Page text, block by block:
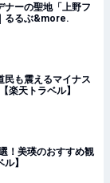
ナーの聖地「上野フ
るるぶ&more.
民も震えるマイナス
楽天トラベル】
！美瑛のおすすめ観
】